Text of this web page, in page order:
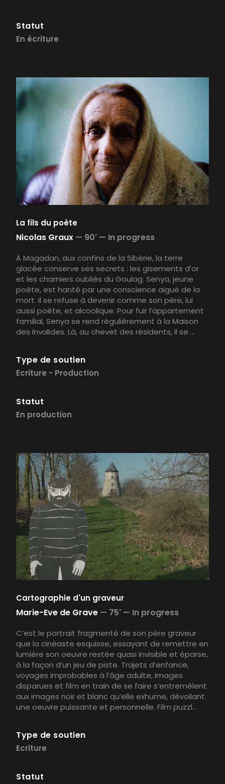
Statut
En écriture
La fils du poète
Nicolas Graux — 90' — In progress
À Magadan, aux confins de la Sibérie, la terre
glacée conserve ses secrets : les gisements d’or
et les charniers oubliés du Goulag. Senya, jeune
poète, est hanté par une conscience aiguë de la
mort. Il se refuse à devenir comme son père, lui
aussi poète, et alcoolique. Pour fuir l’appartement
familial, Senya se rend régulièrement à la Maison
des Invalides. Là, au chevet des résidents, il se ...
Type de soutien
Ecriture Production
Statut
En production
Cartographie d'un graveur
Marie-Eve de Grave — 75' — In progress
C’est le portrait fragmenté de son père graveur
que la cinéaste esquisse, essayant de remettre en
lumière son oeuvre restée quasi invisible et éparse,
à la façon d’un jeu de piste. Trajets d’enfance,
voyages improbables à l’âge adulte, images
disparues et film en train de se faire s’entremêlent
aux images noir et blanc qu’elle exhume, dévoilant
une oeuvre puissante et personnelle. Film puzzl...
Type de soutien
Ecriture
Statut